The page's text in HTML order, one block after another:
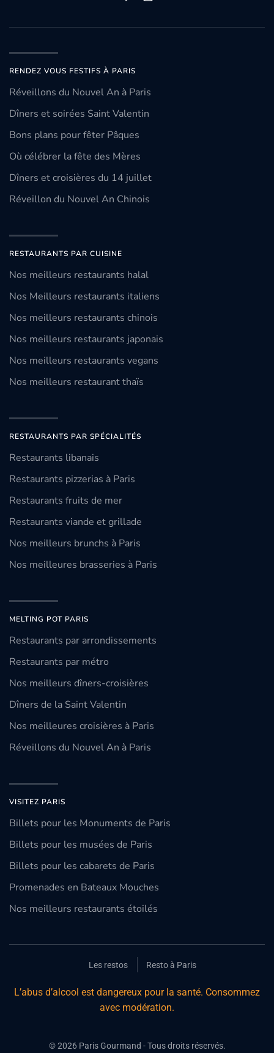
RENDEZ VOUS FESTIFS À PARIS
Réveillons du Nouvel An à Paris
Dîners et soirées Saint Valentin
Bons plans pour fêter Pâques
Où célébrer la fête des Mères
Dîners et croisières du 14 juillet
Réveillon du Nouvel An Chinois
RESTAURANTS PAR CUISINE
Nos meilleurs restaurants halal
Nos Meilleurs restaurants italiens
Nos meilleurs restaurants chinois
Nos meilleurs restaurants japonais
Nos meilleurs restaurants vegans
Nos meilleurs restaurant thaïs
RESTAURANTS PAR SPÉCIALITÉS
Restaurants libanais
Restaurants pizzerias à Paris
Restaurants fruits de mer
Restaurants viande et grillade
Nos meilleurs brunchs à Paris
Nos meilleures brasseries à Paris
MELTING POT PARIS
Restaurants par arrondissements
Restaurants par métro
Nos meilleurs dîners-croisières
Dîners de la Saint Valentin
Nos meilleures croisières à Paris
Réveillons du Nouvel An à Paris
VISITEZ PARIS
Billets pour les Monuments de Paris
Billets pour les musées de Paris
Billets pour les cabarets de Paris
Promenades en Bateaux Mouches
Nos meilleurs restaurants étoilés
Les restos Resto à Paris
L’abus d’alcool est dangereux pour la santé. Consommez
avec modération.
©2026Paris Gourmand - Tous droits réservés.